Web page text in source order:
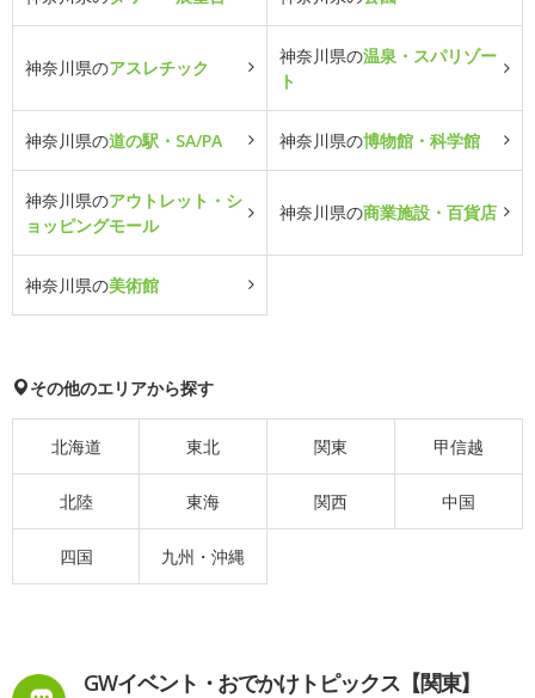
神奈川県のアスレチック
神奈川県の温泉・スパリゾー
ト
神奈川県の道の駅・SA/PA 神奈川県の博物館・科学館
神奈川県のアウトレット・シ
ョッピングモール
神奈川県の商業施設・百貨店
神奈川県の美術館
その他のエリアから探す
北海道 東北 関東 甲信越
北陸 東海 関西 中国
四国 九州・沖縄
GWイベント・おでかけトピックス【関東】